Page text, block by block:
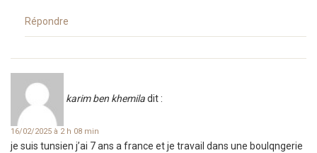
Répondre
karim ben khemiladit :
16/02/2025 à 2 h 08 min
je suis tunsien j’ai 7 ans a france et je travail dans une boulqngerie